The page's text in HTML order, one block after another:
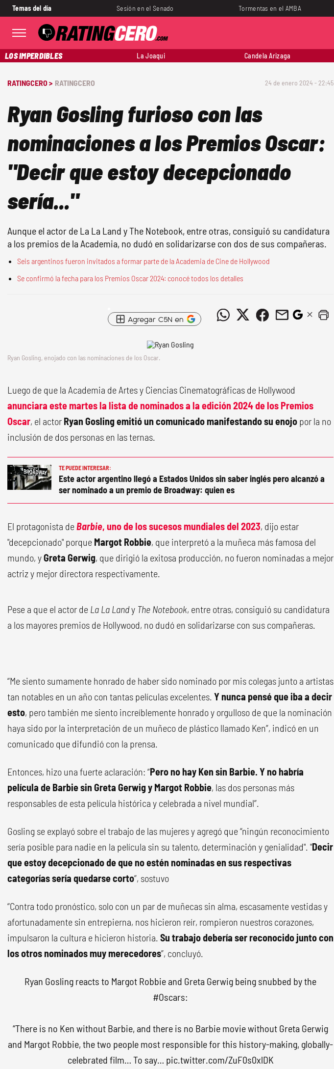
Temas del día Sesión en el Senado Tormentas en el AMBA
LOS IMPERDIBLES La Joaqui Candela Arizaga
RATINGCERO > RATINGCERO 24 de enero 2024 - 22:45
Ryan Gosling furioso con las
nominaciones a los Premios Oscar:
"Decir que estoy decepcionado
sería..."
Aunque el actor de La La Land y The Notebook, entre otras, consiguió su candidatura
a los premios de la Academia, no dudó en solidarizarse con dos de sus compañeras.
Seis argentinos fueron invitados a formar parte de la Academia de Cine de Hollywood
Se confirmó la fecha para los Premios Oscar 2024: conocé todos los detalles
Agregar C5N en
Ryan Gosling, enojado con las nominaciones de los Oscar.
Luego de que la Academia de Artes y Ciencias Cinematográficas de Hollywood
anunciara este martes la lista de nominados a la edición 2024 de los Premios
Oscar, el actor Ryan Gosling emitió un comunicado manifestando su enojo por la no
inclusión de dos personas en las ternas.
TE PUEDE INTERESAR:
Este actor argentino llegó a Estados Unidos sin saber inglés pero alcanzó a
ser nominado a un premio de Broadway: quien es
El protagonista deBarbie, uno de los sucesos mundiales del 2023, dijo estar
"decepcionado" porque Margot Robbie, que interpretó a la muñeca más famosa del
mundo, yGreta Gerwig, que dirigió la exitosa producción, no fueron nominadas a mejor
actriz y mejor directora respectivamente.
Pese a que el actor de La La Landy The Notebook, entre otras, consiguió su candidatura
a los mayores premios de Hollywood, no dudó en solidarizarse con sus compañeras.
“Me siento sumamente honrado de haber sido nominado por mis colegas junto a artistas
tan notables en un año con tantas películas excelentes. Y nunca pensé que iba a decir
esto, pero también me siento increíblemente honrado y orgulloso de que la nominación
haya sido por la interpretación de un muñeco de plástico llamado Ken”, indicó en un
comunicado que difundió con la prensa.
Entonces, hizo una fuerte aclaración: “Pero no hay Ken sin Barbie. Y no habría
película de Barbie sin Greta Gerwig y Margot Robbie, las dos personas más
responsables de esta película histórica y celebrada a nivel mundial”.
Gosling se explayó sobre el trabajo de las mujeres y agregó que “ningún reconocimiento
sería posible para nadie en la película sin su talento, determinación y genialidad". "Decir
que estoy decepcionado de que no estén nominadas en sus respectivas
categorías sería quedarse corto”, sostuvo
“Contra todo pronóstico, solo con un par de muñecas sin alma, escasamente vestidas y
afortunadamente sin entrepierna, nos hicieron reír, rompieron nuestros corazones,
impulsaron la cultura e hicieron historia. Su trabajo debería ser reconocido junto con
los otros nominados muy merecedores”, concluyó.
Ryan Gosling reacts to Margot Robbie and Greta Gerwig being snubbed by the
#Oscars:
“There is no Ken without Barbie, and there is no Barbie movie without Greta Gerwig
and Margot Robbie, the two people most responsible for this history-making, globally-
celebrated film… To say… pic.twitter.com/ZuF0s0xlDK